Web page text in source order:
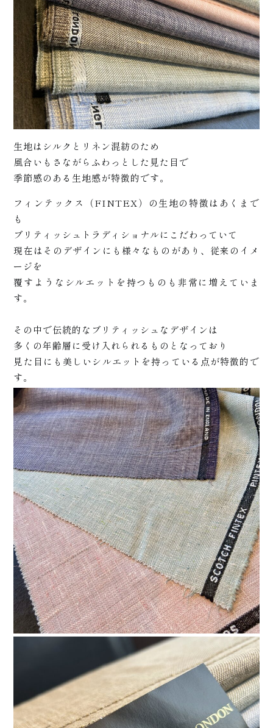
商品
プライ
ス +
生地はシルクとリネン混紡のため
風合いもさながらふわっとした見た目で
季節感のある生地感が特徴的です。
フィンテックス（FINTEX）の生地の特徴はあくまで
も
ブリティッシュトラディショナルにこだわっていて
現在はそのデザインにも様々なものがあり、従来のイメ
ージを
覆すようなシルエットを持つものも非常に増えていま
す。
その中で伝統的なブリティッシュなデザインは
多くの年齢層に受け入れられるものとなっており
見た目にも美しいシルエットを持っている点が特徴的で
す。